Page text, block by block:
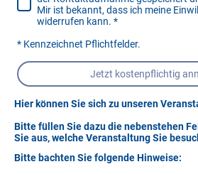
Mir ist bekannt, dass ich meine
widerrufen kann. *
* Kennzeichnet Pflichtfelder.
Jetzt kostenpflichtig
Hier können Sie sich zu unseren
Bitte füllen Sie dazu die nebenstehen
Sie aus, welche Veranstaltung Sie
Bitte bachten Sie folgende Hinweise: